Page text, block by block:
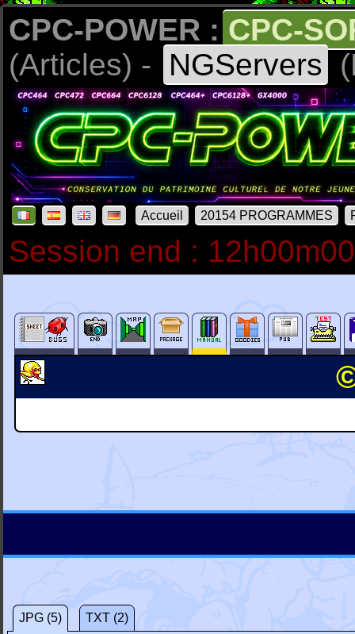
CPC-POWER : CPC-
(Articles) -
NGServers
Accueil 20154 PROGRAMMES
Session end :
JPG (5) TXT (2)